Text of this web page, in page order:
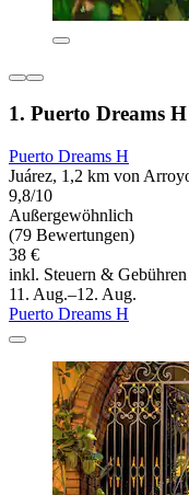
1. Puerto Dreams H
Puerto Dreams H
Juárez, 1,2 km von
9,8/10
Außergewöhnlich
(79 Bewertungen)
38 €
inkl. Steuern & Gebühren
11. Aug.–12. Aug.
Puerto Dreams H